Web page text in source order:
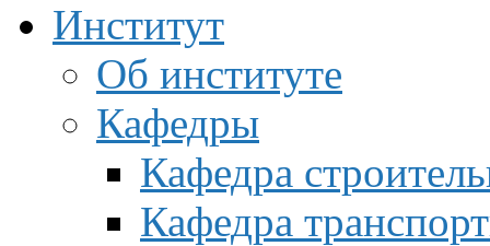
Институт
Об институте
Кафедры
Кафедра
Кафедра